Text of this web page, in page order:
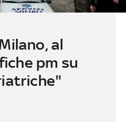
al
pm su